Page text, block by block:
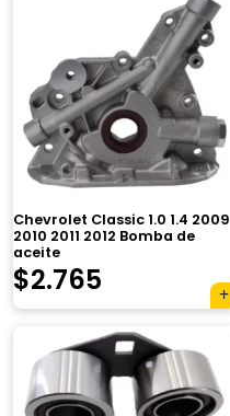
Chevrolet Classic 1.0 1.4 2009
2010 2011 2012 Bomba de
aceite
El
precio
original
era:
$2.765
precio
actual
es: